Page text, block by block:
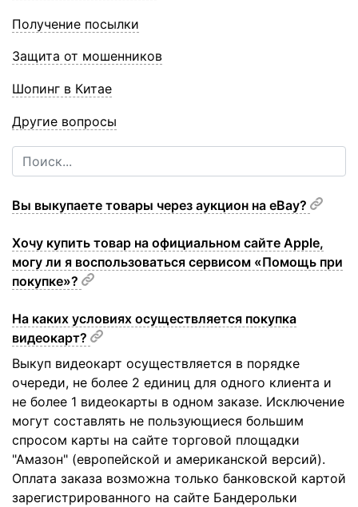
Получение посылки
Защита от мошенников
Шопинг в Китае
Другие вопросы
Вы выкупаете товары через аукцион на eBay?
Хочу купить товар на официальном сайте Apple,
могу ли я воспользоваться сервисом «Помощь при
покупке»?
На каких условиях осуществляется покупка
видеокарт?
Выкуп видеокарт осуществляется в порядке
очереди, не более 2 единиц для одного клиента и
не более 1 видеокарты в одном заказе. Исключение
могут составлять не пользующиеся большим
спросом карты на сайте торговой площадки
"Амазон" (европейской и американской версий).
Оплата заказа возможна только банковской картой
зарегистрированного на сайте Бандерольки